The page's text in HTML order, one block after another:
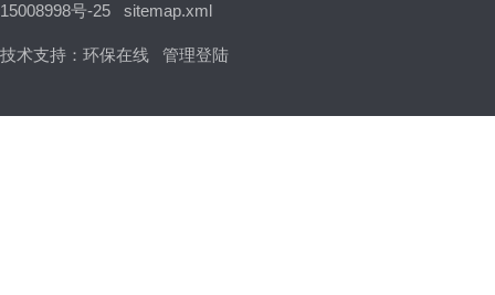
15008998号-25 sitemap.xml
技术支持： 环保在线 管理登陆